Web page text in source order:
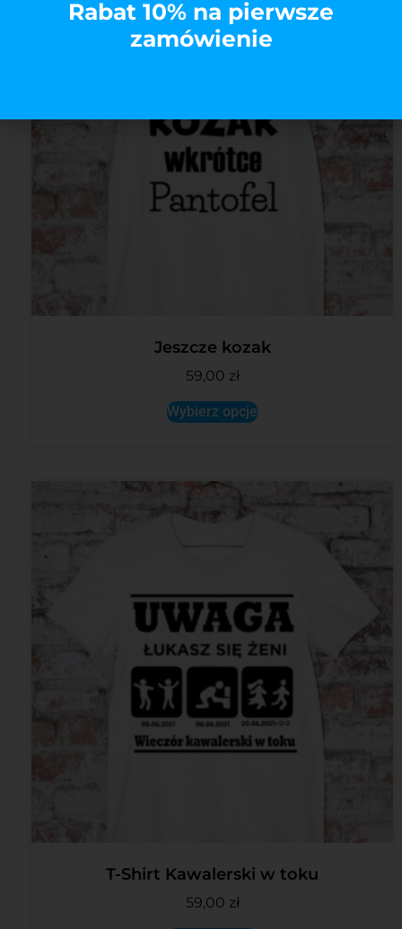
Jeszcze kozak
59,00 zł
Wybierz opcje
T-Shirt Kawalerski w toku
59,00 zł
Rabat 10% na pierwsze
zamówienie